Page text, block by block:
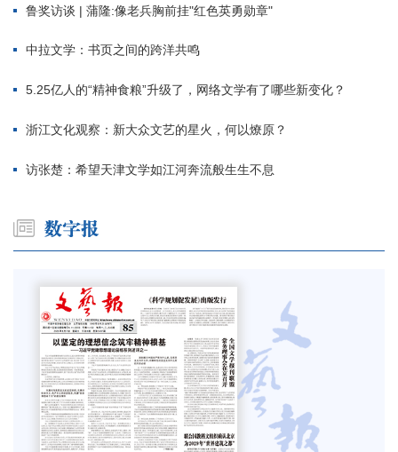
鲁奖访谈 | 蒲隆:像老兵胸前挂"红色英勇勋章"
中拉文学：书页之间的跨洋共鸣
5.25亿人的“精神食粮”升级了，网络文学有了哪些新变化？
浙江文化观察：新大众文艺的星火，何以燎原？
访张楚：希望天津文学如江河奔流般生生不息